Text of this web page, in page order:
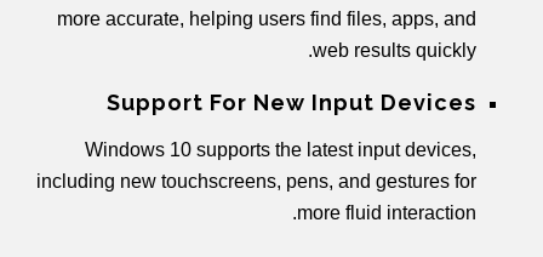
more accurate, helping users find files, apps, and
web results quickly.
Support For New Input Devices
Windows 10 supports the latest input devices,
including new touchscreens, pens, and gestures for
more fluid interaction.